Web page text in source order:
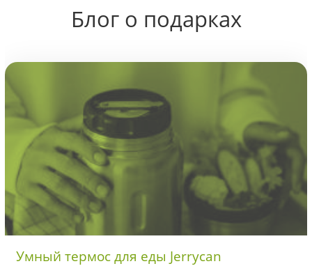
Блог о подарках
Умный термос для еды Jerrycan